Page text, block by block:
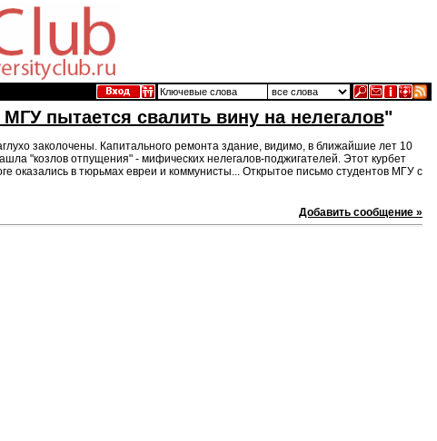
пытается свалить вину на нелегалов"
заколочены. Капитального ремонта здание, видимо, в ближайшие лет 10
"козлов отпущения" - мифических нелегалов-поджигателей. Этот курбет
оказались в тюрьмах евреи и коммунисты... Открытое письмо студентов МГУ с
Добавить сообщение »